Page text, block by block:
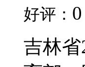
好评： 0
吉林